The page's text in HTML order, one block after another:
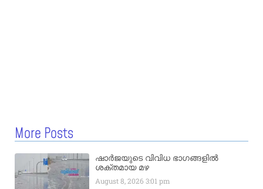
More Posts
ഷാർജയുടെ വിവിധ ഭാഗങ്ങളിൽ
ശക്തമായ മഴ
August 8, 20263:01 pm